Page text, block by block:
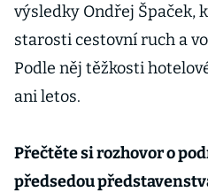
výsledky Ondřej Špaček,
starosti cestovní ruch a
Podle něj těžkosti
ani letos.
Přečtěte si rozhovor o
předsedou